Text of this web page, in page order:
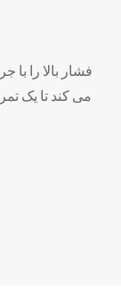
می کند تا یک